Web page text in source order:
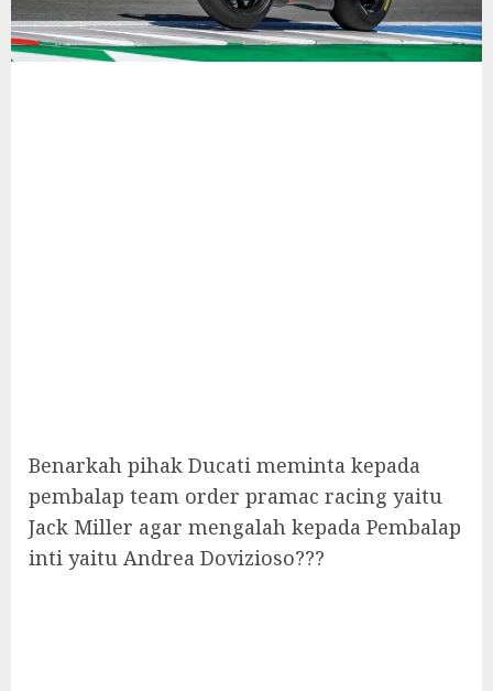
Benarkah pihak Ducati meminta kepada
pembalap team order pramac racing yaitu
Jack Miller agar mengalah kepada Pembalap
inti yaitu Andrea Dovizioso???